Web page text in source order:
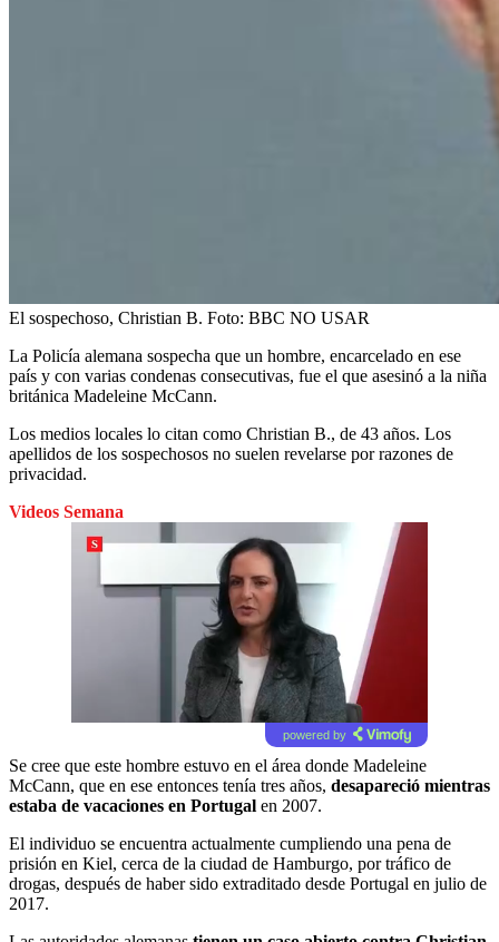
El sospechoso, Christian B. Foto: BBC NO USAR
La Policía alemana sospecha que un hombre, encarcelado en ese
país y con varias condenas consecutivas, fue el que asesinó a la niña
británica Madeleine McCann.
Los medios locales lo citan como Christian B., de 43 años. Los
apellidos de los sospechosos no suelen revelarse por razones de
privacidad.
Videos Semana
powered by
Se cree que este hombre estuvo en el área donde Madeleine
McCann, que en ese entonces tenía tres años, desapareció mientras
estaba de vacaciones en Portugal en 2007.
El individuo se encuentra actualmente cumpliendo una pena de
prisión en Kiel, cerca de la ciudad de Hamburgo, por tráfico de
drogas, después de haber sido extraditado desde Portugal en julio de
2017.